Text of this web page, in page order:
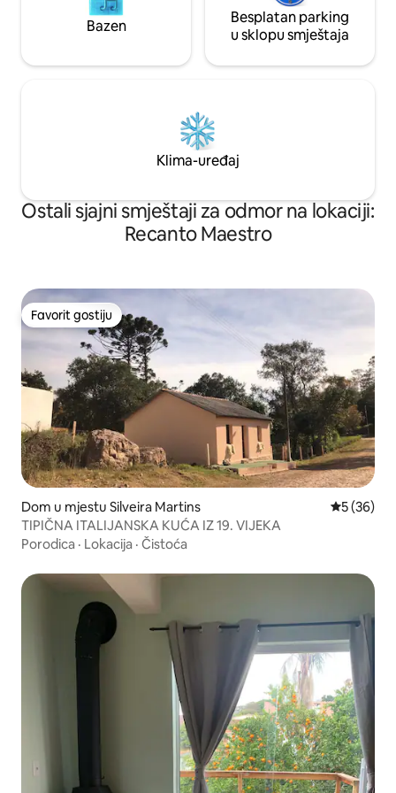
Bazen
Besplatan parking
u sklopu smještaja
Klima-uređaj
Ostali sjajni smještaji za odmor na lokaciji:
Recanto Maestro
Favorit gostiju
Favorit gostiju
Dom u mjestu Silveira Martins Prosječna
5 (36)
TIPIČNA ITALIJANSKA KUĆA IZ 19. VIJEKA
Porodica · Lokacija · Čistoća